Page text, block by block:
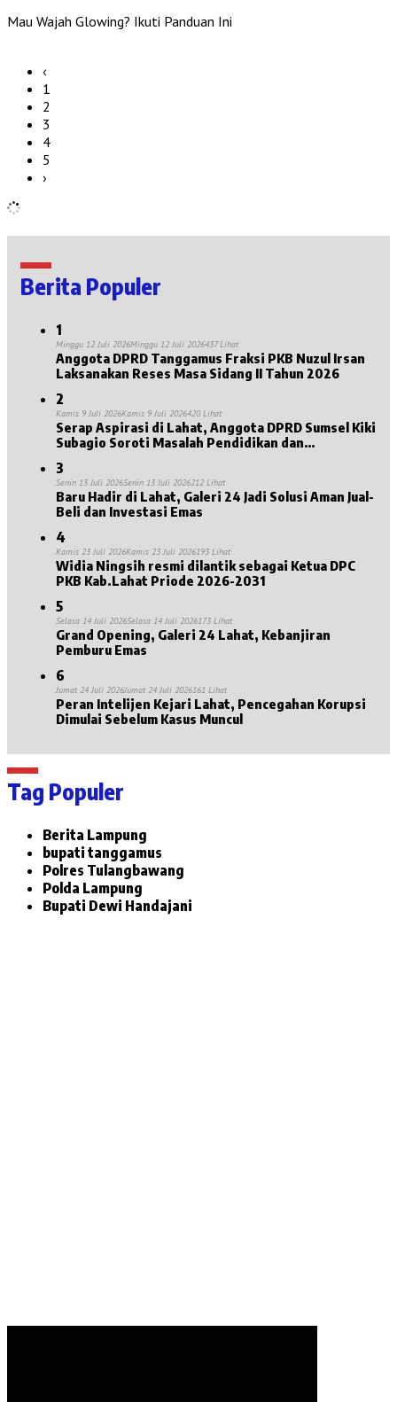
Mau Wajah Glowing? Ikuti Panduan Ini
‹
1
2
3
4
5
›
Berita Populer
1
Minggu 12 Juli 2026Minggu 12 Juli 2026437 Lihat
Anggota DPRD Tanggamus Fraksi PKB Nuzul Irsan
Laksanakan Reses Masa Sidang II Tahun 2026
2
Kamis 9 Juli 2026Kamis 9 Juli 2026420 Lihat
Serap Aspirasi di Lahat, Anggota DPRD Sumsel Kiki
Subagio Soroti Masalah Pendidikan dan
3
Senin 13 Juli 2026Senin 13 Juli 2026212 Lihat
Baru Hadir di Lahat, Galeri 24 Jadi Solusi Aman Jual-
Beli dan Investasi Emas
4
Kamis 23 Juli 2026Kamis 23 Juli 2026193 Lihat
Widia Ningsih resmi dilantik sebagai Ketua DPC
PKB Kab.Lahat Priode 2026-2031
5
Selasa 14 Juli 2026Selasa 14 Juli 2026173 Lihat
Grand Opening, Galeri 24 Lahat, Kebanjiran
Pemburu Emas
6
Jumat 24 Juli 2026Jumat 24 Juli 2026161 Lihat
Peran Intelijen Kejari Lahat, Pencegahan Korupsi
Dimulai Sebelum Kasus Muncul
Tag Populer
Berita Lampung
bupati tanggamus
Polres Tulangbawang
Polda Lampung
Bupati Dewi Handajani